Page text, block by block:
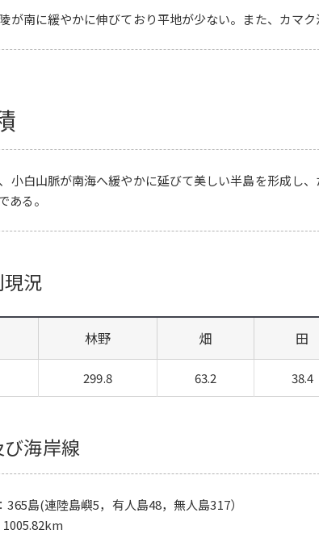
が南に緩やかに伸びており平地が少ない。また、カマ
小白山脈が南海へ緩やかに延びて美しい半島を形成し
ある。
況
林野 畑 田
299.8 63.2 38.4
海岸線
365島(連陸島嶼5，有人島48，無人島317）
1005.82km